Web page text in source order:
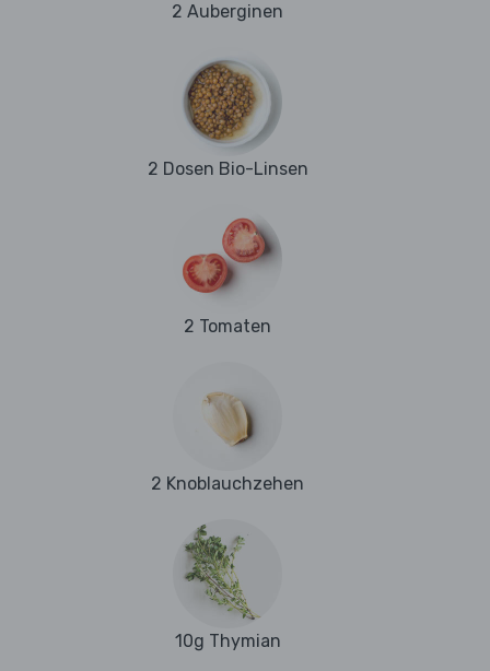
2 Auberginen
2 Dosen Bio-Linsen
2 Tomaten
2 Knoblauchzehen
10g Thymian